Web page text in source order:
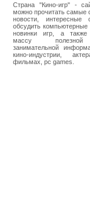
Страна "Кино-игр" -
можно прочитать самые
новости, интересные
обсудить компьютерные
новинки игр, а также
массу
занимательной
кино-индустрии,
фильмах, pc games.